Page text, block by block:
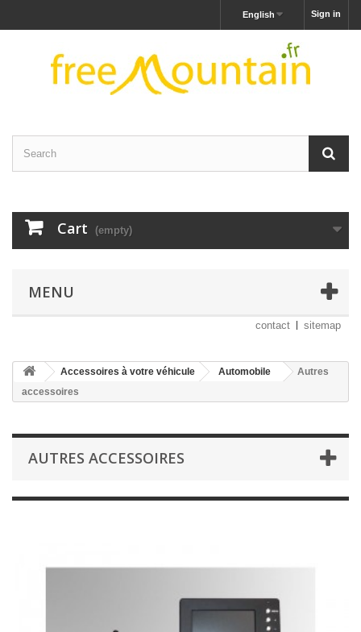
Sign in
English
Cart (empty)
MENU
contact sitemap
Accessoires à votre véhicule Automobile
Autres
accessoires
AUTRES ACCESSOIRES